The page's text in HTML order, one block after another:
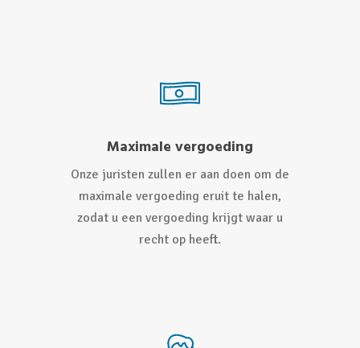
Maximale vergoeding
Onze juristen zullen er aan doen om de
maximale vergoeding eruit te halen,
zodat u een vergoeding krijgt waar u
recht op heeft.